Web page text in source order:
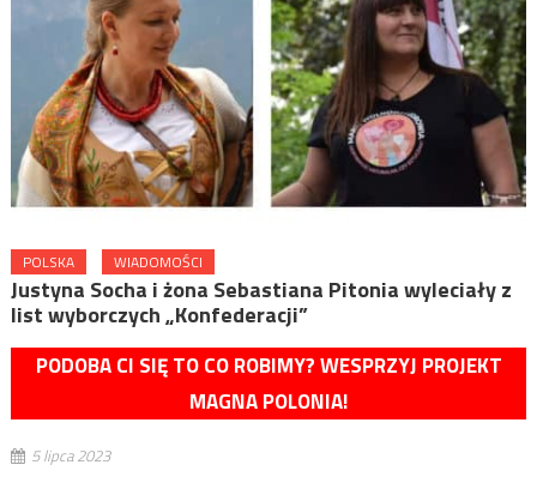
POLSKA WIADOMOŚCI
Justyna Socha i żona Sebastiana Pitonia wyleciały z
list wyborczych „Konfederacji”
PODOBA CI SIĘ TO CO ROBIMY? WESPRZYJ PROJEKT
MAGNA POLONIA!
5 lipca 2023